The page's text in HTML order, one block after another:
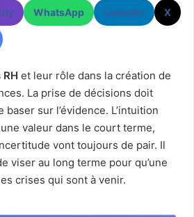
WhatsApp LinkedIn X
et leur rôle dans la création de
La prise de décisions doit
baser sur l’évidence. L’intuition
valeur dans le court terme,
vont toujours de pair. Il
viser au long terme pour qu’une
crises qui sont à venir.